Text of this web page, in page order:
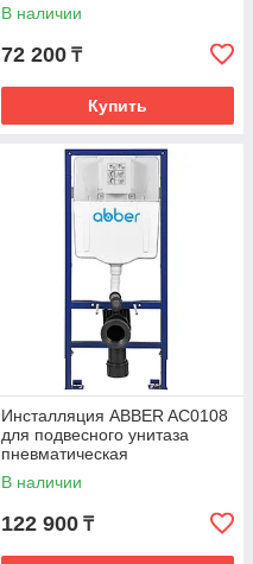
В наличии
72 200 ₸
Купить
Инсталляция ABBER AC0108
для подвесного унитаза
пневматическая
В наличии
122 900 ₸